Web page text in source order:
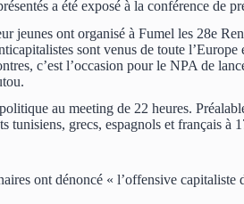
a été exposé à la conférence de
jeunes ont organisé à Fumel les 28e
sont venus de toute
c’est l’occasion pour le NPA de
au meeting de 22 heures.
tunisiens, grecs, espagnols et français à
ont dénoncé « l’offensive